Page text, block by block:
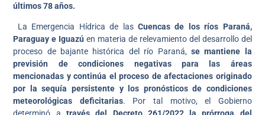
últimos 78 años.
La Emergencia Hídrica de las Cuencas de los ríos Paraná,
Paraguay e Iguazú en materia de relevamiento del desarrollo del
proceso de bajante histórica del río Paraná, se mantiene la
previsión de condiciones negativas para las áreas
mencionadas y continúa el proceso de afectaciones originado
por la sequía persistente y los pronósticos de condiciones
meteorológicas deficitarias. Por tal motivo, el Gobierno